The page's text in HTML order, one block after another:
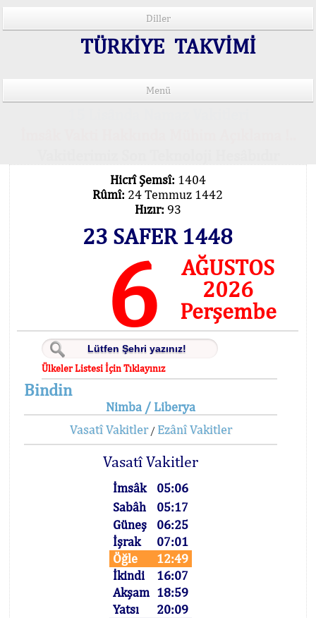
Diller
TÜRKİYE TAKVİMİ
Menü
Hicrî Şemsî: 1404
Rûmî: 24 Temmuz 1442
Hızır: 93
23 SAFER 1448
6
AĞUSTOS
2026
Perşembe
Ülkeler Listesi İçin Tıklayınız
Bindin
Nimba / Liberya
Vasatî Vakitler/ Ezânî Vakitler
Vasatî Vakitler
İmsâk
05:06
Sabâh
05:17
Güneş
06:25
İşrak
07:01
Öğle
12:49
İkindi
16:07
Akşam 18:59
Yatsı
20:09